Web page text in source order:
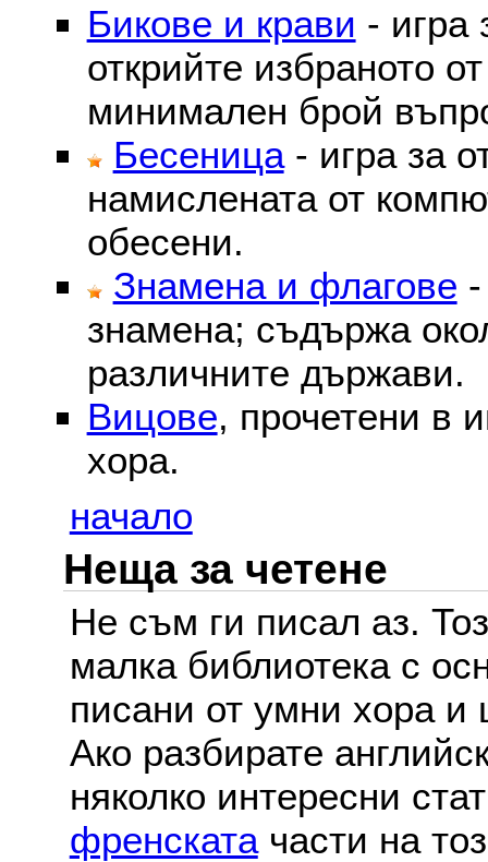
Бикове и крави - игра
открийте избраното
минимален брой
Бесеница- игра за
намислената от
обесени.
Знамена и флагове
знамена; съдържа
различните държави.
Вицове, прочетени в
хора.
начало
Неща за четене
Не съм ги писал аз.
малка библиотека с
писани от умни хора и
Ако разбирате
няколко интересни
френскатачасти на